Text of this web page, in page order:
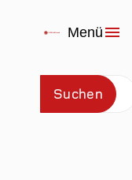
Menü
Suchen